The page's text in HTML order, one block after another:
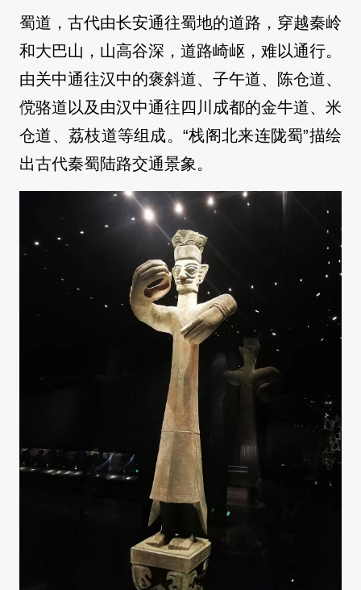
蜀道，古代由长安通往蜀地的道路，穿越秦岭
和大巴山，山高谷深，道路崎岖，难以通行。
由关中通往汉中的褒斜道、子午道、陈仓道、
傥骆道以及由汉中通往四川成都的金牛道、米
仓道、荔枝道等组成。“栈阁北来连陇蜀”描绘
出古代秦蜀陆路交通景象。